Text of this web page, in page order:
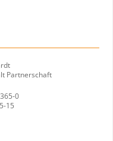
Partnerschaft
0
15